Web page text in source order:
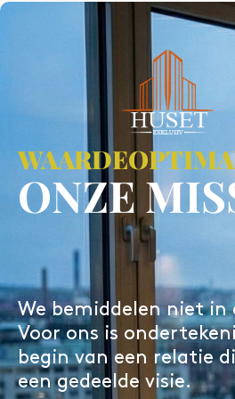
ONZE VISIE
We creëren
A symbiose van
ONZE
We bemiddelen niet
Voor ons is
begin van een relatie
een gedeelde visie.